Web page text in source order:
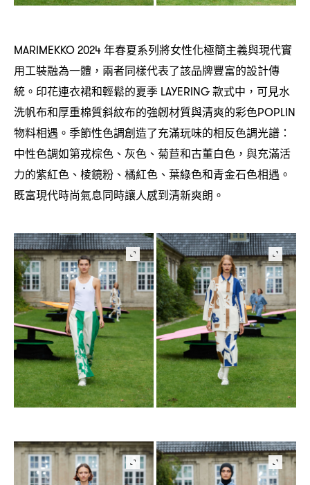
MARIMEKKO 2024年春夏系列將女性化極簡主義與現代實
用工裝融為一體 ， 兩者同樣代表了該品牌豐富的設計傳
統。印花連衣裙和輕鬆的夏季 LAYERING款式中 ， 可見水
洗帆布和厚重棉質斜紋布的強韌材質與清爽的彩色POPLIN
物料相遇。季節性色調創造了充滿玩味的相反色調光譜 ：
中性色調如第戎棕色、灰色、菊苣和古董白色 ， 與充滿活
力的紫紅色、棱鏡粉、橘紅色、葉綠色和青金石色相遇。
既富現代時尚氣息同時讓人感到清新爽朗。